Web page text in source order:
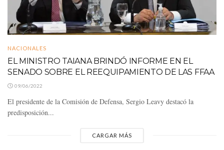
NACIONALES
EL MINISTRO TAIANA BRINDÓ INFORME EN EL
SENADO SOBRE EL REEQUIPAMIENTO DE LAS FFAA
09/06/2022
El presidente de la Comisión de Defensa, Sergio Leavy destacó la
predisposición...
CARGAR MÁS